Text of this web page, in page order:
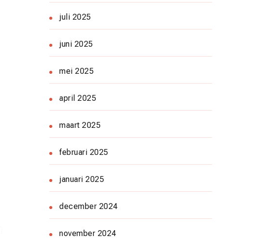
juli 2025
juni 2025
mei 2025
april 2025
maart 2025
februari 2025
januari 2025
december 2024
november 2024